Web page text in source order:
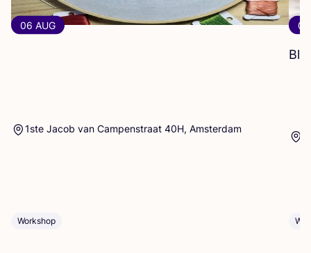
06 AUG
1ste Jacob van Campenstraat 40H, Amsterdam
Workshop
06